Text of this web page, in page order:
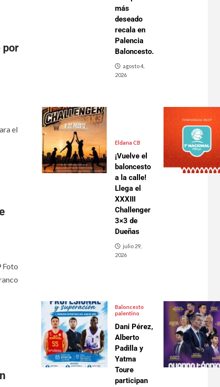
por
el
Foto
más
deseado
recala en
Palencia
Baloncesto.
agosto 4,
2026
Eldana CB
¡Vuelve el
baloncesto
a la calle!
Llega el
XXXIII
Challenger
3×3 de
Dueñas
julio 29,
2026
Baloncesto
palentino
Dani Pérez,
Alberto
Padilla y
Yatma
Toure
participan